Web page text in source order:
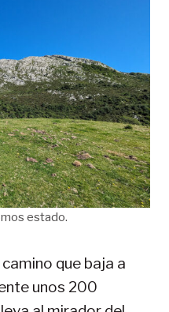
estado.
que baja a
unos 200